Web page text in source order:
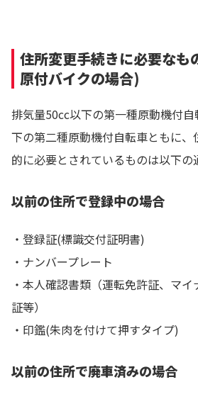
住所変更手続きに必要なも
原付バイクの場合)
排気量50cc以下の第一種原動機付
下の第二種原動機付自転車ともに
的に必要とされているものは以下の
以前の住所で登録中の場合
・登録証(標識交付証明書)
・ナンバープレート
・本人確認書類（運転免許証、マ
証等）
・印鑑(朱肉を付けて押すタイプ)
以前の住所で廃車済みの場合